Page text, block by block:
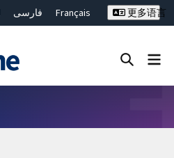
فارسی
Français
更多语言